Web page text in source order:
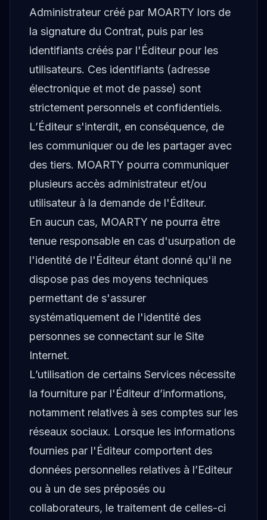
Administrateur créé par MOARTY lors de
la signature du Contrat, puis par les
identifiants créés par l'Éditeur pour les
utilisateurs. Ces identifiants (adresse
électronique et mot de passe) sont
strictement personnels et confidentiels.
L’Éditeur s'interdit, en conséquence, de
les communiquer ou de les partager avec
des tiers. MOARTY pourra communiquer
plusieurs accès administrateur et/ou
utilisateur à la demande de l'Éditeur.
En aucun cas, MOARTY ne pourra être
tenue responsable en cas d'usurpation de
l'identité de l'Éditeur étant donné qu'il ne
dispose pas des moyens techniques
permettant de s'assurer
systématiquement de l'identité des
personnes se connectant sur le Site
Internet.
L’utilisation de certains Services nécessite
la fourniture par l'Éditeur d’informations,
notamment relatives à ses comptes sur les
réseaux sociaux. Lorsque les informations
fournies par l'Éditeur comportent des
données personnelles relatives à l’Editeur
ou à un de ses préposés ou
collaborateurs, le traitement de celles-ci